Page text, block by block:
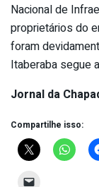
Nacional de
proprietários do
foram
Itaberaba segue
Jornal da
Compartilhe isso: